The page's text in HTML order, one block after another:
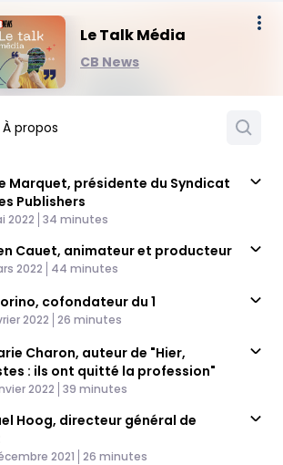
Le Talk Média
CB News
À propos
Marquet, présidente du Syndicat
Publishers
2022 Time
34 minutes
Cauet, animateur et producteur
2022 Time
44 minutes
cofondateur du 1
2022 Time
26 minutes
Charon, auteur de "Hier,
: ils ont quitté la profession"
2022 Time
39 minutes
Hoog, directeur général de
2021 Time
26 minutes